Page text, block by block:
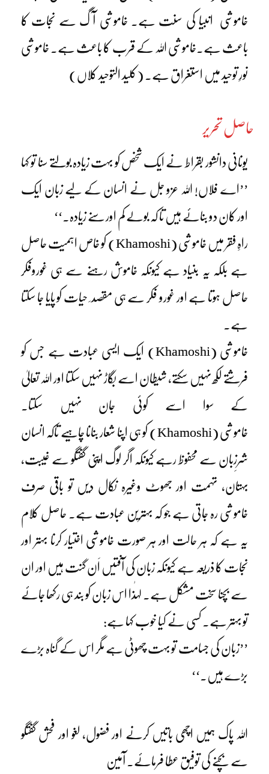
خاموشی انبیا کی سنت ہے۔ خاموشی آگ سے نجات کا
باعث ہے۔خاموشی اللہ کے قرب کا باعث ہے۔ خاموشی
نورِ توحید میں استغراق ہے۔ (کلید التوحید کلاں)
حاصل تحریر
یونانی دانشور بقراط نے ایک شخص کو بہت زیادہ بولتے سنا تو کہا
’’اے فلاں! اللہ عزو جل نے انسان کے لیے زبان ایک
اور کان دو بنائے ہیں تا کہ بولے کم اور سنے زیادہ۔‘‘
راہِ فقر میں خاموشی (Khamoshi) کو خاص اہمیت حاصل
ہے بلکہ یہ بنیاد ہے کیونکہ خاموش رہنے سے ہی غوروفکر
حاصل ہوتا ہے اور غورو فکر سے ہی مقصد ِ حیات کو پایا جا سکتا
ہے۔
خاموشی (Khamoshi) ایک ایسی عبادت ہے جس کو
فرشتے لکھ نہیں سکتے، شیطان اسے بگاڑ نہیں سکتا اور اللہ تعالیٰ
کے سوا اسے کوئی جان نہیں سکتا۔
خاموشی (Khamoshi) کو ہی اپنا شعار بنانا چاہیے تاکہ انسان
شرِزبان سے محفوظ رہے کیونکہ اگر لوگ اپنی گفتگو سے غیبت،
بہتان، تہمت اور جھوٹ وغیرہ نکال دیں تو باقی صرف
خاموشی رہ جاتی ہے جو کہ بہترین عبادت ہے۔ حاصل کلام
یہ ہے کہ ہر حالت اور ہر صورت خاموشی اختیار کرنا بہتر اور
نجات کا ذریعہ ہے کیونکہ زبان کی آفتیں اَن گنت ہیں اور ان
سے بچنا سخت مشکل ہے۔ لہٰذا اس زبان کو بند ہی رکھا جائے
تو بہتر ہے۔ کسی نے کیا خوب کہا ہے:
’’زبان کی جسامت تو بہت چھوٹی ہے مگر اس کے گناہ بڑے
بڑے ہیں۔‘‘
اللہ پاک ہمیں اچھی باتیں کرنے اور فضول، لغو اور فحش گفتگو
سے بچنے کی توفیق عطا فرمائے۔ آمین